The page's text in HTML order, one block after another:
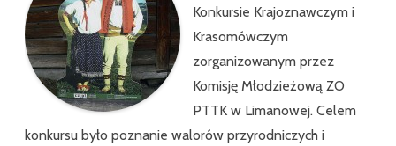
Konkursie Krajoznawczym i
Krasomówczym
zorganizowanym przez
Komisję Młodzieżową ZO
PTTK w Limanowej. Celem
konkursu było poznanie walorów przyrodniczych i